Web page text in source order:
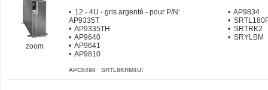
zoom
• 12 - 4U - gris argenté - pour P/N:
AP9335T
• AP9335TH
• AP9640
• AP9641
• AP9810
• AP9834
•
• SRTRK2
• SRYLBM
APC8498 SRTL8KRM4UI